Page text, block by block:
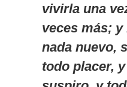
vivirla una
veces más; y
nada nuevo,
todo placer,